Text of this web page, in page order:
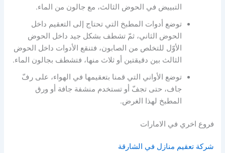
التبييض في الحوض الثالث، مع جالون من الماء.
توضع أدوات المطبخ التي تحتاج إلى التعقيم داخل
الحوض الثاني، ثمّ تشطف بشكل جيد داخل الحوض
الأوّل للتخلص من الصابون، فتنقع الأدوات داخل الحوض
الثالث بين دقيقتين أو ثلاث منها، فتشطف بجالون الماء.
توضع الأواني التي قمنا بتعقيمها في الهواء، على رفّ
جاف، حتى تجفّ أو تستخدم منشفة جافة أو ورق
المطبخ لهذا الغرض.
فروع اخري في الامارات
شركة تعقيم منازل في الشارقة